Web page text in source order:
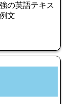
の英語テキス
文